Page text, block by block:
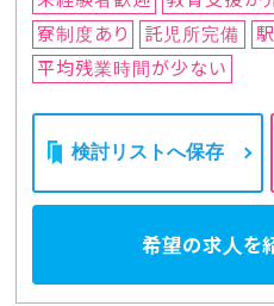
寮制度あり
託児所完備
平均残業時間が少ない
検討リストへ保存
希望の求人を